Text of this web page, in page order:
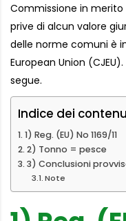
Commissione in merito
prive di alcun valore
delle norme comuni è
European Union
segue.
Indice dei
1) Reg. (EU) No 1169/11
2) Tonno = pesce
3) Conclusioni
Note